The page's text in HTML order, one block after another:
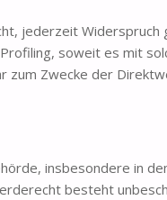
jederzeit Widerspruch
soweit es mit
zum Zwecke der
insbesondere in
besteht